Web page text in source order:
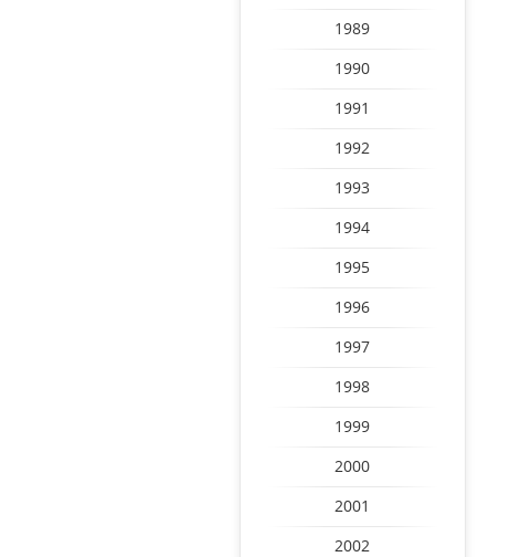
1989
1990
1991
1992
1993
1994
1995
1996
1997
1998
1999
2000
2001
2002